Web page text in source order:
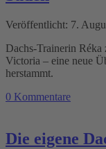
Veröffentlicht: 7.
Dachs-Trainerin
Victoria – eine neue
herstammt.
0 Kommentare
Die eigene